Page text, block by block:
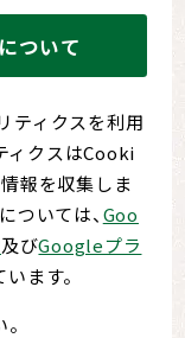
ついて
ティクスを利用
ィクスはCooki
報を収集しま
ついては、 Goo
及びGoogleプラ
ます。